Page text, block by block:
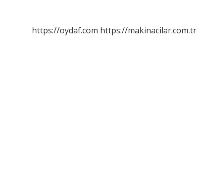
https://oydaf.com https://makinacilar.com.tr